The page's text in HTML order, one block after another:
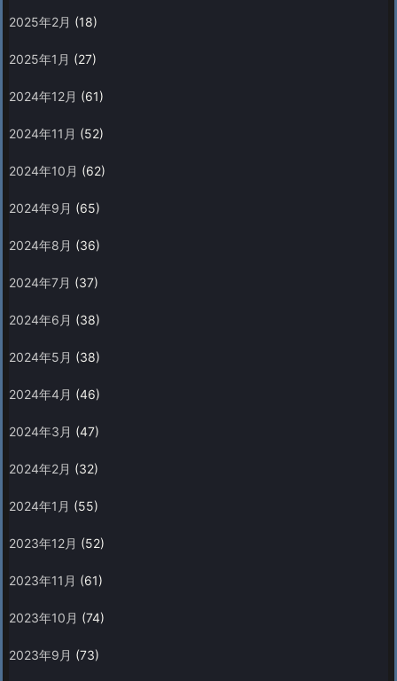
2025年2月 (18)
2025年1月 (27)
2024年12月 (61)
2024年11月 (52)
2024年10月 (62)
2024年9月 (65)
2024年8月 (36)
2024年7月 (37)
2024年6月 (38)
2024年5月 (38)
2024年4月 (46)
2024年3月 (47)
2024年2月 (32)
2024年1月 (55)
2023年12月 (52)
2023年11月 (61)
2023年10月 (74)
2023年9月 (73)